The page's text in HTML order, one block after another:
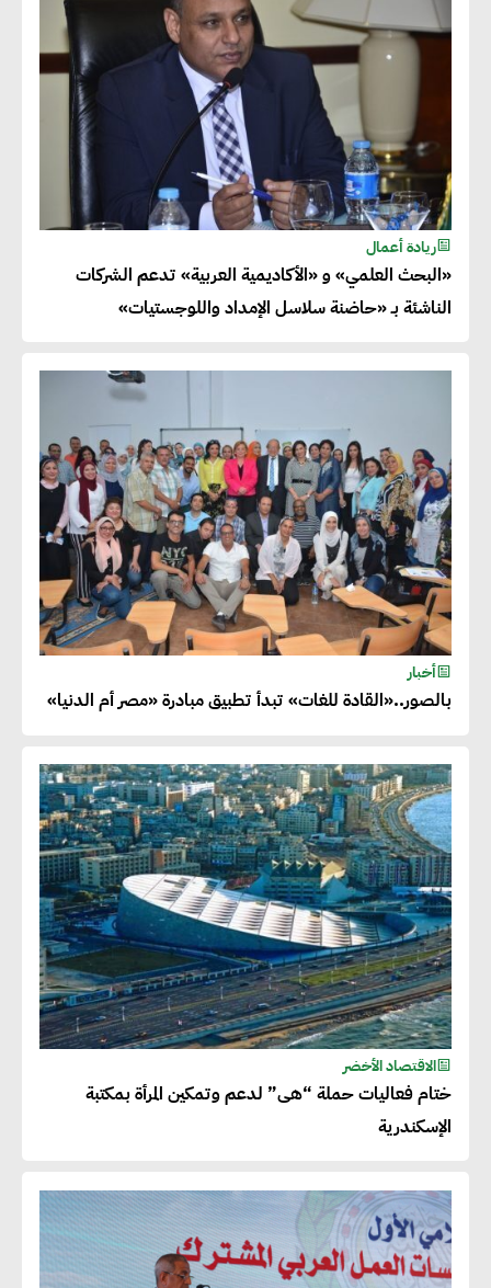
ريادة أعمال
«البحث العلمي» و «الأكاديمية العربية» تدعم الشركات
الناشئة بـ «حاضنة سلاسل الإمداد واللوجستيات»
أخبار
بالصور..«القادة للغات» تبدأ تطبيق مبادرة «مصر أم الدنيا»
الاقتصاد الأخضر
ختام فعاليات حملة “هى” لدعم وتمكين المرأة بمكتبة
الإسكندرية